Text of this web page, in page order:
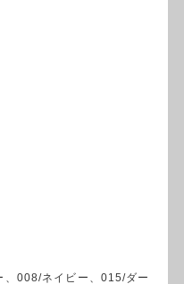
008/ネイビー、015/ダー